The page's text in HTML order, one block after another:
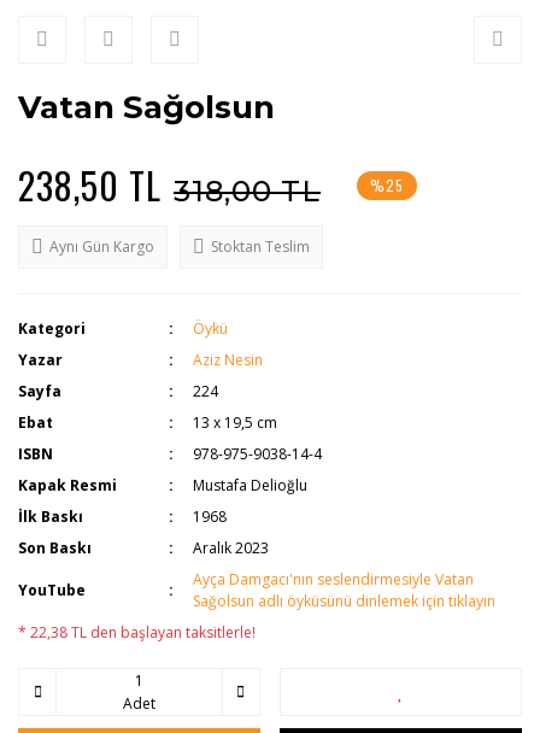
Vatan Sağolsun
238,50 TL 318,00 TL %25
Aynı Gün Kargo Stoktan Teslim
Kategori
Öykü
Yazar
Aziz Nesin
Sayfa
224
Ebat
13 x 19,5 cm
ISBN
978-975-9038-14-4
Kapak Resmi
Mustafa Delioğlu
İlk Baskı
1968
Son Baskı
Aralık 2023
YouTube
Ayça Damgacı'nın seslendirmesiyle Vatan
Sağolsun adlı öyküsünü dinlemek için tıklayın
* 22,38 TL den başlayan taksitlerle!
Adet